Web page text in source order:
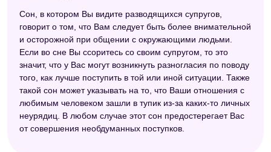
Сон, в котором Вы видите разводящихся супругов,
говорит о том, что Вам следует быть более внимательной
и осторожной при общении с окружающими людьми.
Если во сне Вы ссоритесь со своим супругом, то это
значит, что у Вас могут возникнуть разногласия по поводу
того, как лучше поступить в той или иной ситуации. Также
такой сон может указывать на то, что Ваши отношения с
любимым человеком зашли в тупик из-за каких-то личных
неурядиц. В любом случае этот сон предостерегает Вас
от совершения необдуманных поступков.